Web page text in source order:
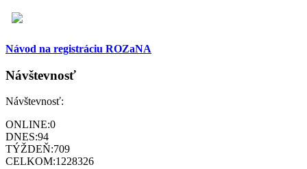
Návod na registráciu ROZaNA
Návštevnosť
Návštevnosť:
ONLINE:0
DNES:94
TÝŽDEŇ:709
CELKOM:1228326